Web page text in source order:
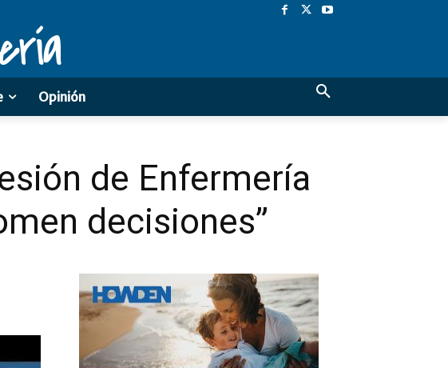
Opinión
de Enfermería
decisiones”